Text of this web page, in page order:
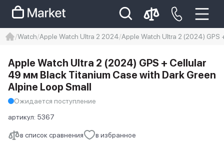
Iphone 14 pro max
айфон 14
Watch Apple Watch Ultra 2 2024 Apple Watch Ultra 2 (2024)
в список сравнения в избранное
Apple Watch Ultra 2 (2024) GPS + Cellular
49 мм Black Titanium Case with Dark Green
Alpine Loop Small
Ожидается поступление
артикул: 5367